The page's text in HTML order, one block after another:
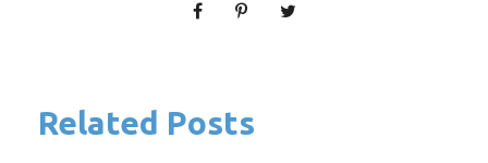
Related Posts